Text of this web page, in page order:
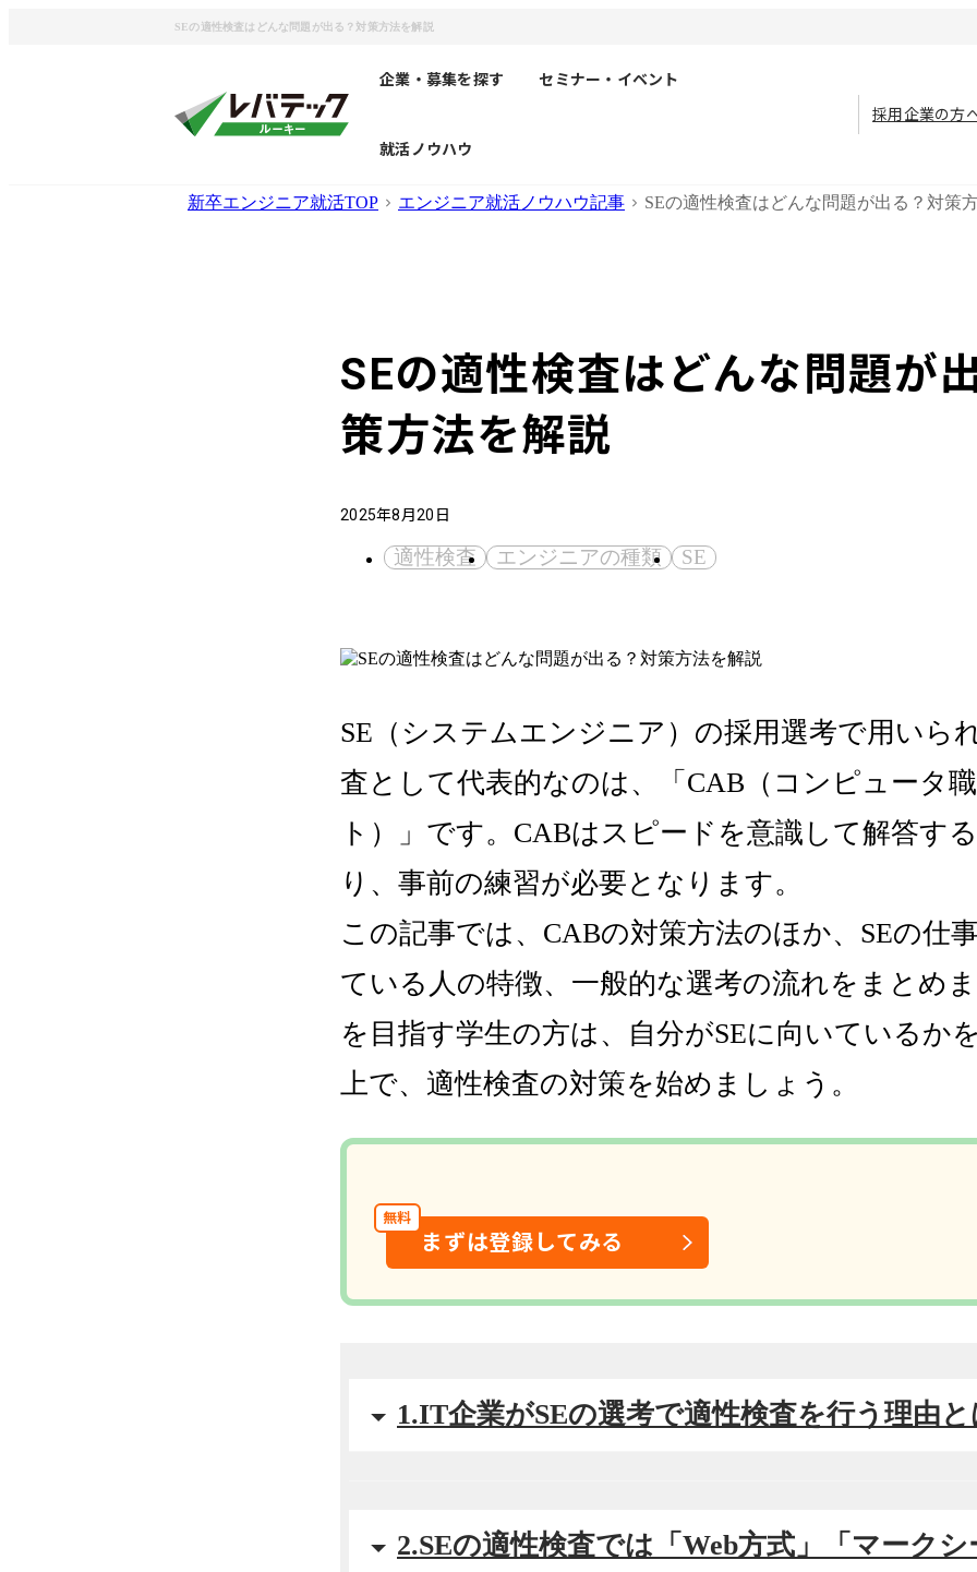
SEの適性検査はどんな問題が出る？対策方法を解説
企業・募集を探す セミナー・イベント
就活ノウハウ
採用企業の方
新卒エンジニア就活TOP エンジニア就活ノウハウ記事 SEの適性検査はどんな問題が出る？対策
SEの適性検査はどんな問題が
策方法を解説
2025年8月20日
適性検査 エンジニアの種類 SE
SE（システムエンジニア）の採用選考で用いら
査として代表的なのは、「CAB（コンピュータ
ト）」です。CABはスピードを意識して解答す
り、事前の練習が必要となります。
この記事では、CABの対策方法のほか、SEの仕
ている人の特徴、一般的な選考の流れをまとめ
を目指す学生の方は、自分がSEに向いているか
上で、適性検査の対策を始めましょう。
無料
まずは登録してみる
1.IT企業がSEの選考で適性検査を行う理由
2.SEの適性検査では「Web方式」「マーク